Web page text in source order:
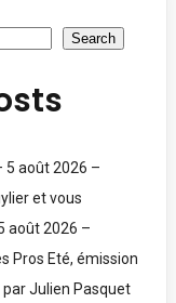
Search
5 août 2026 –
et vous
août 2026 –
Pros Eté, émission
Julien Pasquet